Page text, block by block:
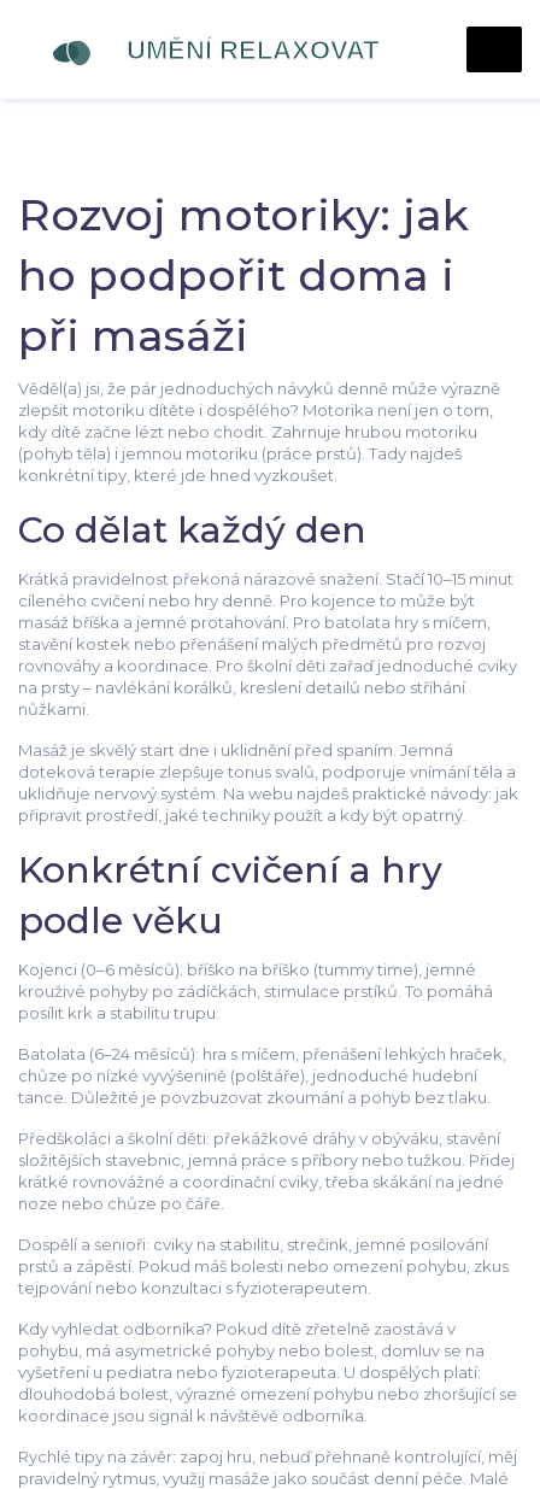
Rozvoj motoriky: jak
ho podpořit doma i
při masáži
Věděl(a) jsi, že pár jednoduchých návyků denně může výrazně
zlepšit motoriku dítěte i dospělého? Motorika není jen o tom,
kdy dítě začne lézt nebo chodit. Zahrnuje hrubou motoriku
(pohyb těla) i jemnou motoriku (práce prstů). Tady najdeš
konkrétní tipy, které jde hned vyzkoušet.
Co dělat každý den
Krátká pravidelnost překoná nárazové snažení. Stačí 10–15 minut
cíleného cvičení nebo hry denně. Pro kojence to může být
masáž bříška a jemné protahování. Pro batolata hry s míčem,
stavění kostek nebo přenášení malých předmětů pro rozvoj
rovnováhy a koordinace. Pro školní děti zařaď jednoduché cviky
na prsty – navlékání korálků, kreslení detailů nebo stříhání
nůžkami.
Masáž je skvělý start dne i uklidnění před spaním. Jemná
doteková terapie zlepšuje tonus svalů, podporuje vnímání těla a
uklidňuje nervový systém. Na webu najdeš praktické návody: jak
připravit prostředí, jaké techniky použít a kdy být opatrný.
Konkrétní cvičení a hry
podle věku
Kojenci (0–6 měsíců): bříško na bříško (tummy time), jemné
krouživé pohyby po zádíčkách, stimulace prstíků. To pomáhá
posílit krk a stabilitu trupu.
Batolata (6–24 měsíců): hra s míčem, přenášení lehkých hraček,
chůze po nízké vyvýšenině (polštáře), jednoduché hudební
tance. Důležité je povzbuzovat zkoumání a pohyb bez tlaku.
Předškoláci a školní děti: překážkové dráhy v obýváku, stavění
složitějších stavebnic, jemná práce s příbory nebo tužkou. Přidej
krátké rovnovážné a coordinační cviky, třeba skákání na jedné
noze nebo chůze po čáře.
Dospělí a senioři: cviky na stabilitu, strečink, jemné posilování
prstů a zápěstí. Pokud máš bolesti nebo omezení pohybu, zkus
tejpování nebo konzultaci s fyzioterapeutem.
Kdy vyhledat odborníka? Pokud dítě zřetelně zaostává v
pohybu, má asymetrické pohyby nebo bolest, domluv se na
vyšetření u pediatra nebo fyzioterapeuta. U dospělých platí:
dlouhodobá bolest, výrazné omezení pohybu nebo zhoršující se
koordinace jsou signál k návštěvě odborníka.
Rychlé tipy na závěr: zapoj hru, nebuď přehnaně kontrolující, měj
pravidelný rytmus, využij masáže jako součást denní péče. Malé